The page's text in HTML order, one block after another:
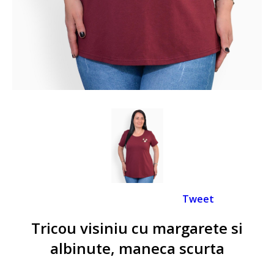
Tricou visiniu cu margarete si
albinute, maneca scurta
Tweet